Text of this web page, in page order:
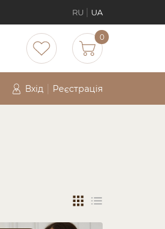
RU UA
0
Вхід Реєстрація